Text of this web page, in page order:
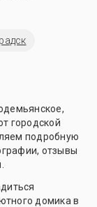
городской
подробную
отзывы
домика в